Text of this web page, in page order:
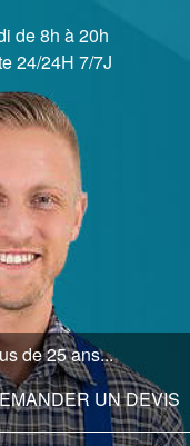
de 8h à 20h
24/24H 7/7J
de 25 ans...
UN DEVIS